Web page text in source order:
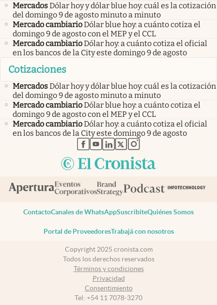
MercadosDólar hoy y dólar blue hoy: cuál es la cotización
del domingo 9 de agosto minuto a minuto
Mercado cambiarioDólar blue hoy: a cuánto cotiza el
domingo 9 de agosto con el MEP y el CCL
Mercado cambiarioDólar hoy: a cuánto cotiza el oficial
en los bancos de la City este domingo 9 de agosto
Cotizaciones
MercadosDólar hoy y dólar blue hoy: cuál es la cotización
del domingo 9 de agosto minuto a minuto
Mercado cambiarioDólar blue hoy: a cuánto cotiza el
domingo 9 de agosto con el MEP y el CCL
Mercado cambiarioDólar hoy: a cuánto cotiza el oficial
en los bancos de la City este domingo 9 de agosto
abre en nueva pestaña
abre en nueva pestaña
abre en nueva pestaña
abre en nueva pestaña
abre en nueva pestaña
ContactoCanales de WhatsAppSuscribiteQuiénes Somos
Portal de ProveedoresTrabajá con nosotros
Copyright 2025 cronista.com
Todos los derechos reservados
Términos y condiciones
Privacidad
Consentimiento
Tel: +54 11 7078-3270